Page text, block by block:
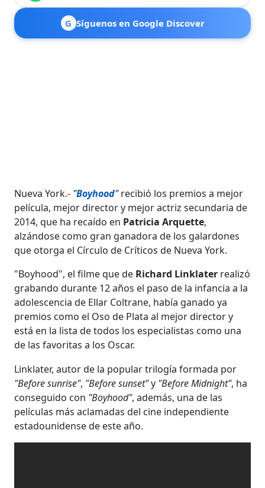
G Síguenos en Google Discover
Nueva York.- "Boyhood"recibió los premios a mejor
película, mejor director y mejor actriz secundaria de
2014, que ha recaído en Patricia Arquette,
alzándose como gran ganadora de los galardones
que otorga el Círculo de Críticos de Nueva York.
"Boyhood", el filme que de Richard Linklater realizó
grabando durante 12 años el paso de la infancia a la
adolescencia de Ellar Coltrane, había ganado ya
premios como el Oso de Plata al mejor director y
está en la lista de todos los especialistas como una
de las favoritas a los Oscar.
Linklater, autor de la popular trilogía formada por
"Before sunrise", "Before sunset"y "Before Midnight", ha
conseguido con "Boyhood", además, una de las
películas más aclamadas del cine independiente
estadounidense de este año.